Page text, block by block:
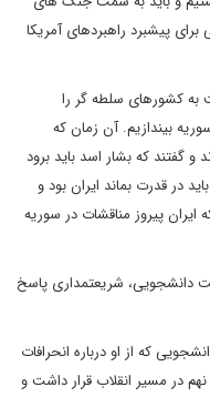
برای پیشبرد راهبردهای آمریکا
به کشورهای سلطه گر را
بیندازیم. آن زمان که
گفتند که بشار اسد باید برود
در قدرت بماند ایران بود و
ایران پیروز مناقشات در سوریه
دانشجویی، شریعتمداری پاسخ
که از او درباره انحرافات
در مسیر انقلاب قرار داشت و